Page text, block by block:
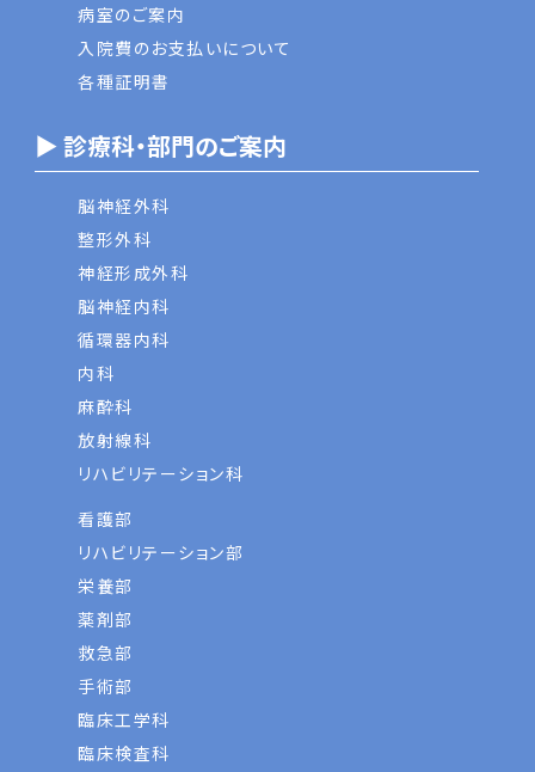
病室のご案内
入院費のお支払いについて
各種証明書
▶ 診療科・部門のご案内
脳神経外科
整形外科
神経形成外科
脳神経内科
循環器内科
内科
麻酔科
放射線科
リハビリテーション科
看護部
リハビリテーション部
栄養部
薬剤部
救急部
手術部
臨床工学科
臨床検査科